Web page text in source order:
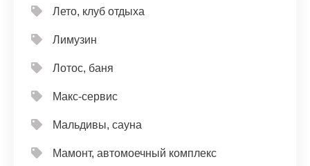
Лето, клуб отдыха
Лимузин
Лотос, баня
Макс-сервис
Мальдивы, сауна
Мамонт, автомоечный комплекс